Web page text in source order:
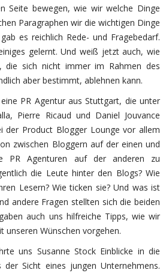
Seite bewegen, wie wir welche Dinge
Paragraphen wir die wichtigen Dinge
es reichlich Rede- und Fragebedarf.
gelernt. Und weiß jetzt auch, wie
die sich nicht immer im Rahmen des
aber bestimmt, ablehnen kann.
PR Agentur aus Stuttgart, die unter
Pierre Ricaud und Daniel Jouvance
der Product Blogger Lounge vor allem
zwischen Bloggern auf der einen und
PR Agenturen auf der anderen zu
die Leute hinter den Blogs? Wie
Lesern? Wie ticken sie? Und was ist
andere Fragen stellten sich die beiden
auch uns hilfreiche Tipps, wie wir
unseren Wünschen vorgehen.
uns Susanne Stock Einblicke in die
Sicht eines jungen Unternehmens.